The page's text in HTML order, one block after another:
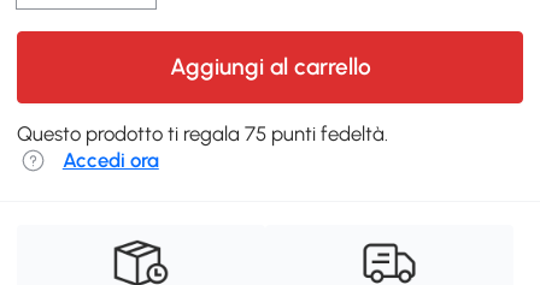
Aggiungi al carrello
Questo prodotto ti regala 75 punti fedeltà.
Accedi ora